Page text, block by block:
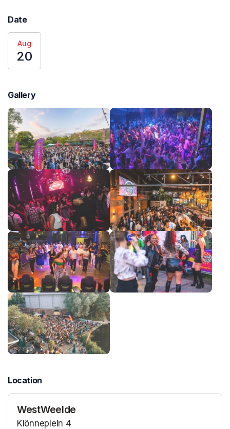
Date
Aug
20
Gallery
Location
WestWeelde
Klönneplein 4